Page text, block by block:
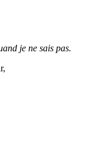
je ne sais pas.